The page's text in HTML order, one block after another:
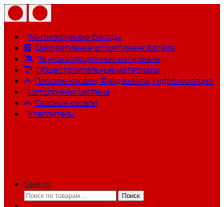
Вентилируемые фасады
Декоративные штукатурные фасады
Звукоизоляционные материалы
Общестроительные материалы
Плоские кровли, Фундаменты, Гидроизоляция
Потолочная система
Скатные кровли
Утеплитель
Search
Искать:
Поиск